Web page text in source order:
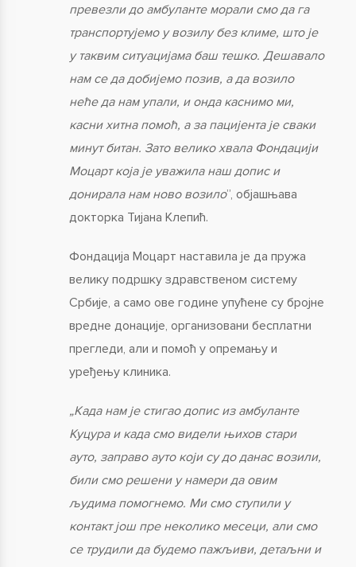
превезли до амбуланте морали смо да га
транспортујемо у возилу без климе, што је
у таквим ситуацијама баш тешко. Дешавало
нам се да добијемо позив, а да возило
неће да нам упали, и онда каснимо ми,
касни хитна помоћ, а за пацијента је сваки
минут битан. Зато велико хвала Фондацији
Моцарт која је уважила наш допис и
донирала нам ново возило”, објашњава
докторка Тијана Клепић.
Фондација Моцарт наставила је да пружа
велику подршку здравственом систему
Србије, а само ове године упућене су бројне
вредне донације, организовани бесплатни
прегледи, али и помоћ у опремању и
уређењу клиника.
„Када нам је стигао допис из амбуланте
Куцура и када смо видели њихов стари
ауто, заправо ауто који су до данас возили,
били смо решени у намери да овим
људима помогнемо. Ми смо ступили у
контакт још пре неколико месеци, али смо
се трудили да будемо пажљиви, детаљни и